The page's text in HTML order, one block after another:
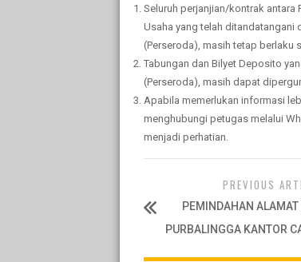
Seluruh perjanjian/kontrak antara
Usaha yang telah ditandatangani
(Perseroda), masih tetap berlaku
Tabungan dan Bilyet Deposito
(Perseroda), masih dapat
Apabila memerlukan informasi
menghubungi petugas melalui
menjadi perhatian.
PREVIOUS
PEMINDAHAN
PURBALINGGA KANTOR